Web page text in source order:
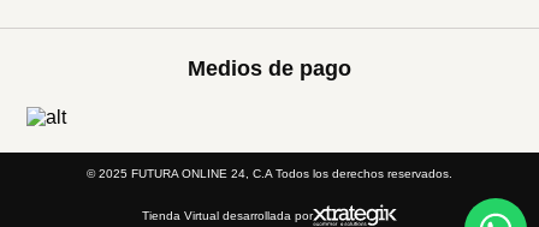
Medios de pago
© 2025 FUTURA ONLINE 24, C.A Todos los derechos reservados.
Tienda Virtual desarrollada por